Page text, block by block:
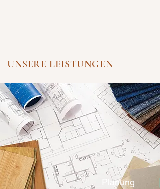
UNSERE LEISTUNGEN
Planung